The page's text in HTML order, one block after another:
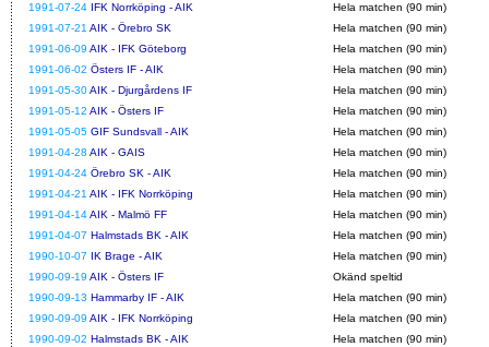
1991-07-24 IFK Norrköping - AIK
Hela matchen (90 min)
1991-07-21 AIK - Örebro SK
Hela matchen (90 min)
1991-06-09 AIK - IFK Göteborg
Hela matchen (90 min)
1991-06-02 Östers IF - AIK
Hela matchen (90 min)
1991-05-30AIK - Djurgårdens IF
Hela matchen (90 min)
1991-05-12 AIK - Östers IF
Hela matchen (90 min)
1991-05-05 GIF Sundsvall - AIK
Hela matchen (90 min)
1991-04-28 AIK - GAIS
Hela matchen (90 min)
1991-04-24 Örebro SK - AIK
Hela matchen (90 min)
1991-04-21 AIK - IFK Norrköping
Hela matchen (90 min)
1991-04-14AIK - Malmö FF
Hela matchen (90 min)
1991-04-07 Halmstads BK - AIK
Hela matchen (90 min)
1990-10-07 IK Brage - AIK
Hela matchen (90 min)
1990-09-19 AIK - Östers IF
Okänd speltid
1990-09-13 Hammarby IF - AIK
Hela matchen (90 min)
1990-09-09 AIK - IFK Norrköping
Hela matchen (90 min)
1990-09-02 Halmstads BK - AIK
Hela matchen (90 min)